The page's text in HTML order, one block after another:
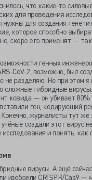
что какие-то
для проведения
для создания
которое способно
скоро его применят —
генных
CoV-2, возможно, был
не разделяю. Но при этом я
сложные гибридные
ковида — он убивает 80%
ген, кодирующий
журналисты тут
создали этот вирус
и понять, как
вирусы. А ещё
изобрели СRISPR/Cas9 —